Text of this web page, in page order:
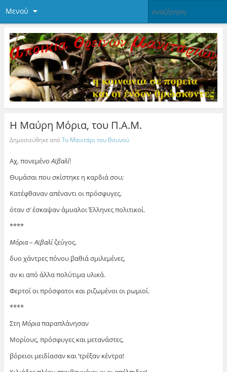
Μενού
Η Μαύρη Μόρια, του Π.Α.Μ.
Δημοσιεύθηκε απόΤο Μανιτάρι του Βουνού
Αχ, πονεμένο Αϊβαλί!
Θυμάσαι που σκίστηκε η καρδιά σου;
Κατέφθαναν απέναντι οι πρόσφυγες,
όταν σ’ έσκαψαν άμυαλοι Έλληνες πολιτικοί.
****
Μόρια– Αϊβαλίζεύγος,
δυο χάντρες πόνου βαθιά σμιλεμένες,
αν κι από άλλα πολύτιμα υλικά.
Φερτοί οι πρόσφατοι και ριζωμένοι οι ρωμιοί.
****
Στη Μόριαπαραπλάνησαν
Μορίους, πρόσφυγες και μετανάστες,
βόρειοι μειδίασαν και ‘τρέξαν κέντρα!